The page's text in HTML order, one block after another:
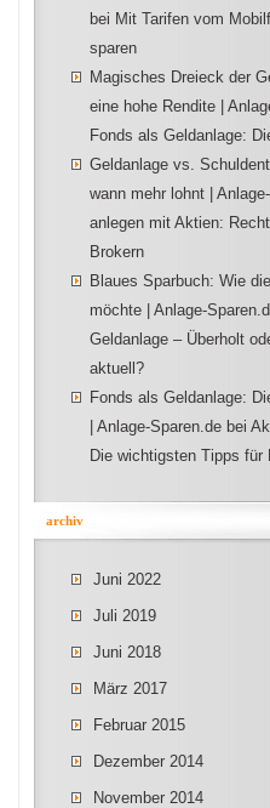
bei Mit Tarifen vom
sparen
Magisches Dreieck der
eine hohe Rendite |
Fonds als Geldanlage:
Geldanlage vs.
wann mehr lohnt |
anlegen mit Aktien:
Brokern
Blaues Sparbuch: Wie
möchte | Anlage-
Geldanlage – Überholt
aktuell?
Fonds als Geldanlage:
| Anlage-Sparen.de bei
Die wichtigsten Tipps für
archiv
Juni 2022
Juli 2019
Juni 2018
März 2017
Februar 2015
Dezember 2014
November 2014